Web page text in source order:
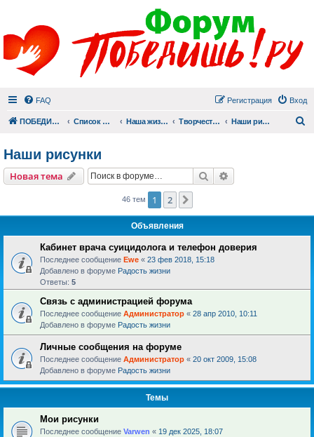
FAQ Вход
Регистрация
ПОБЕДИШЬ.РУ Список форумов Наша жизнь (не всё же о суициде!) Творчество Наши рисунки
Наши рисунки
Новая тема Поиск
46 тем 1 2
Объявления
Кабинет врача суицидолога и телефон доверия
Последнее сообщение Ewe « 23 фев 2018, 15:18
Добавлено в форуме Радость жизни
Ответы: 5
Связь с администрацией форума
Последнее сообщение Администратор « 28 апр 2010, 10:11
Добавлено в форуме Радость жизни
Личные сообщения на форуме
Последнее сообщение Администратор « 20 окт 2009, 15:08
Добавлено в форуме Радость жизни
Темы
Мои рисунки
Последнее сообщение Varwen « 19 дек 2025, 18:07